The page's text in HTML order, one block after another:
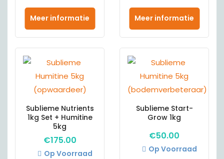
Meer informatie Meer informatie
Sublieme Nutrients
1kg Set + Humitine
5kg
€175.00
Op Voorraad
Sublieme Start-
Grow 1kg
€50.00
Op Voorraad